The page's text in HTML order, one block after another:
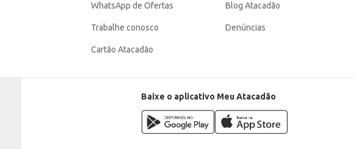
WhatsApp de Ofertas
Trabalhe conosco
Cartão Atacadão
Blog Atacadão
Denúncias
Baixe o aplicativo Meu Atacadão